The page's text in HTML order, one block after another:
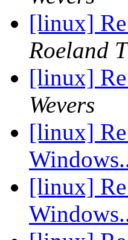
[linux]
Roeland
[linux]
Wevers
[linux]
[linux]